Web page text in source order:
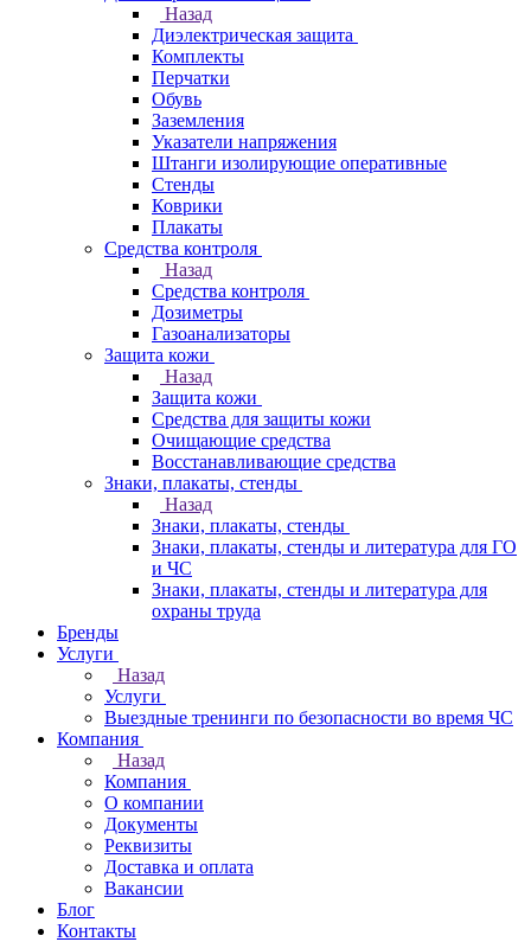
Назад
Диэлектрическая защита
Комплекты
Перчатки
Обувь
Заземления
Указатели напряжения
Штанги изолирующие оперативные
Стенды
Коврики
Плакаты
Средства контроля
Назад
Средства контроля
Дозиметры
Газоанализаторы
Защита кожи
Назад
Защита кожи
Средства для защиты кожи
Очищающие средства
Восстанавливающие средства
Знаки, плакаты, стенды
Назад
Знаки, плакаты, стенды
Знаки, плакаты, стенды и литература для ГО
и ЧС
Знаки, плакаты, стенды и литература для
охраны труда
Бренды
Услуги
Назад
Услуги
Выездные тренинги по безопасности во время ЧС
Компания
Назад
Компания
О компании
Документы
Реквизиты
Доставка и оплата
Вакансии
Блог
Контакты